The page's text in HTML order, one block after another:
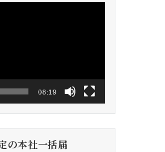
08:19
の本社一括届